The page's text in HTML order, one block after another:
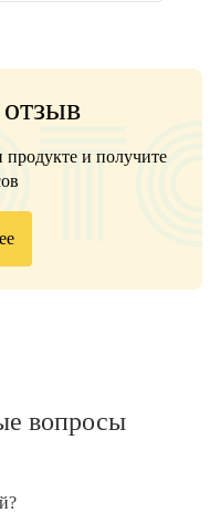
продукте и получите
вопросы